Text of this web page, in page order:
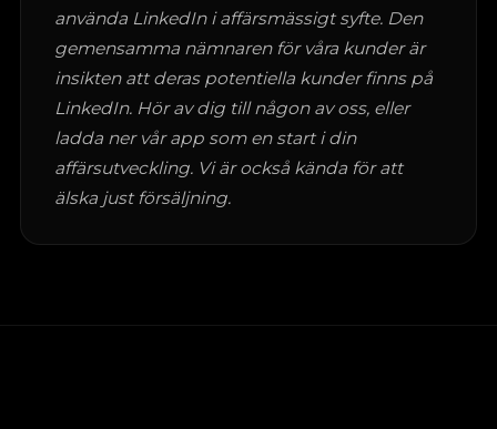
använda LinkedIn i affärsmässigt syfte. Den
gemensamma nämnaren för våra kunder är
insikten att deras potentiella kunder finns på
LinkedIn. Hör av dig till någon av oss, eller
ladda ner vår app som en start i din
affärsutveckling. Vi är också kända för att
älska just försäljning.